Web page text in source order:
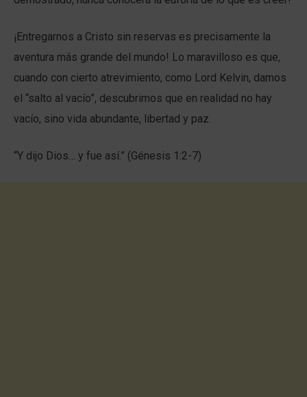
¡Entregarnos a Cristo sin reservas es precisamente la
aventura más grande del mundo! Lo maravilloso es que,
cuando con cierto atrevimiento, como Lord Kelvin, damos
el “salto al vacío”, descubrimos que en realidad no hay
vacío, sino vida abundante, libertad y paz.
“Y dijo Dios… y fue así.” (Génesis 1:2-7)